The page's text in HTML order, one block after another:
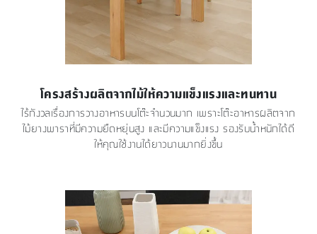
โครงสร้างผลิตจากไม้ให้ความแข็งแรงและทนทาน
ไร้กังวลเรื่องการวางอาหารบนโต๊ะจำนวนมาก เพราะโต๊ะอาหารผลิตจาก
ไม้ยางพาราที่มีความยืดหยุ่นสูง และมีความแข็งแรง รองรับน้ำหนักได้ดี
ให้คุณใช้งานได้ยาวนานมากยิ่งขึ้น